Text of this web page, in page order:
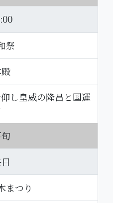
祭
し皇威の隆昌と国運
まつり